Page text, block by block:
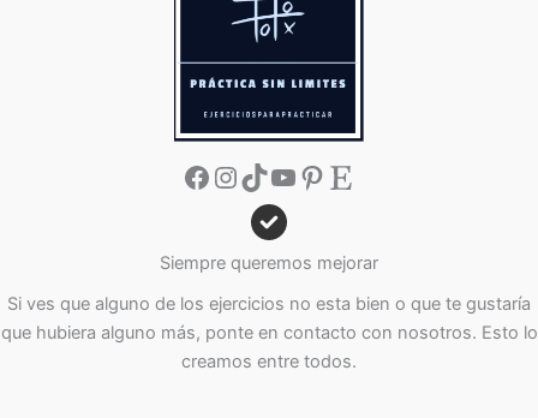
Facebook
Instagram
TikTok
YouTube
Pinterest
Etsy
Siempre queremos mejorar
Si ves que alguno de los ejercicios no esta bien o que te gustaría
que hubiera alguno más, ponte en contacto con nosotros. Esto lo
creamos entre todos.